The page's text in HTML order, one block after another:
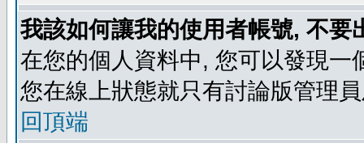
我該如何讓我的使用者帳號, 不
在您的個人資料中, 您可以發現一
您在線上狀態就只有討論版管理
回頂端